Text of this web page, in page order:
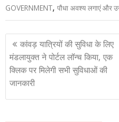
GOVERNMENT,पौधा अवश्य लगाएं और
Post
navigation
कांवड़ यात्रियों की सुविधा के लिए
मंडलायुक्त ने पोर्टल लॉन्च किया, एक
क्लिक पर मिलेगी सभी सुविधाओं की
जानकारी